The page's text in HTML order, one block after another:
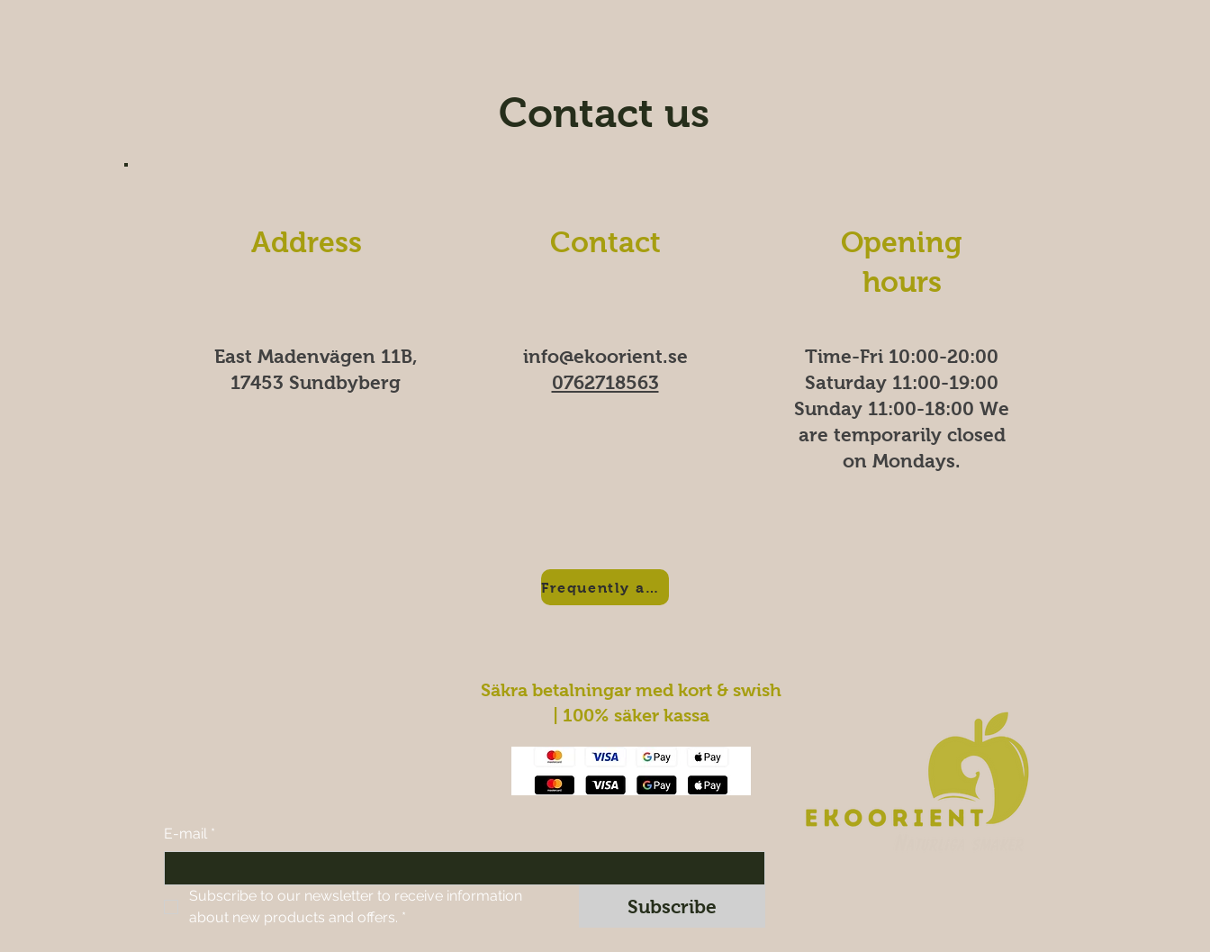
Contact us
Address
East Madenvägen 11B,
17453 Sundbyberg
Contact
info@ekoorient.se
0762718563
Frequently asked questions
Opening
hours
Time-Fri 10:00-20:00
Saturday 11:00-19:00
Sunday 11:00-18:00 We
are temporarily closed
on Mondays.
Säkra betalningar med kort & swish
| 100% säker kassa
E-mail *
Subscribe to our newsletter to receive information
about new products and offers. *
Subscribe